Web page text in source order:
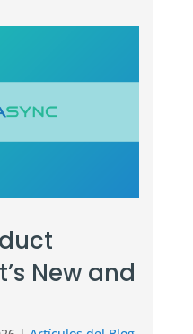
New and